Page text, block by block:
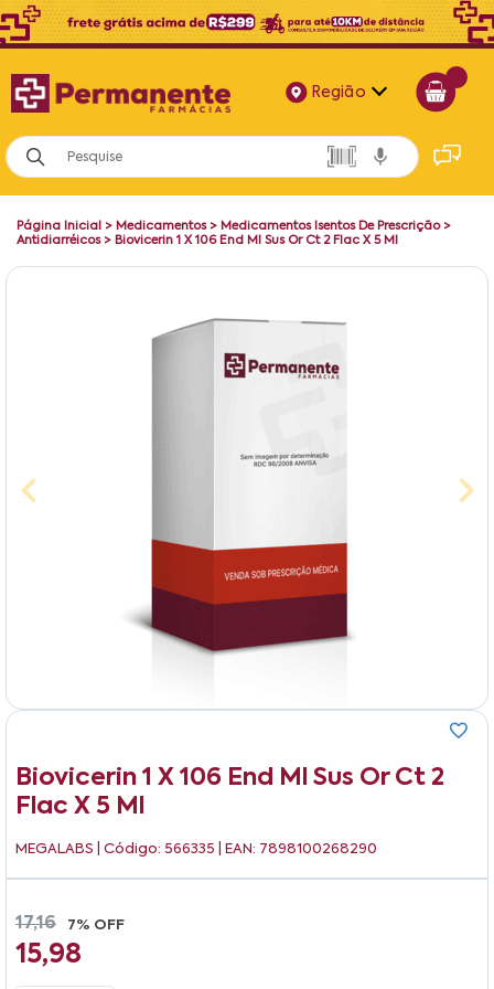
Região
Alagoas
Bahia
Paraíba
Página Inicial > Medicamentos> Medicamentos Isentos De Prescrição>
Antidiarréicos> Biovicerin 1 X 106 End Ml Sus Or Ct 2 Flac X 5 Ml
Biovicerin 1 X 106 End Ml Sus Or Ct 2
Flac X 5 Ml
MEGALABS | Código: 566335 | EAN: 7898100268290
17,16 7% OFF
15,98